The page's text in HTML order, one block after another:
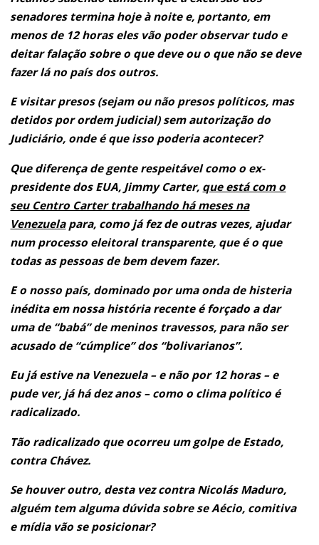
senadores termina hoje à noite e, portanto, em
menos de 12 horas eles vão poder observar tudo e
deitar falação sobre o que deve ou o que não se deve
fazer lá no país dos outros.
E visitar presos (sejam ou não presos políticos, mas
detidos por ordem judicial) sem autorização do
Judiciário, onde é que isso poderia acontecer?
Que diferença de gente respeitável como o ex-
presidente dos EUA, Jimmy Carter, que está com o
seu Centro Carter trabalhando há meses na
Venezuelapara, como já fez de outras vezes, ajudar
num processo eleitoral transparente, que é o que
todas as pessoas de bem devem fazer.
E o nosso país, dominado por uma onda de histeria
inédita em nossa história recente é forçado a dar
uma de “babá” de meninos travessos, para não ser
acusado de “cúmplice” dos “bolivarianos”.
Eu já estive na Venezuela – e não por 12 horas – e
pude ver, já há dez anos – como o clima político é
radicalizado.
Tão radicalizado que ocorreu um golpe de Estado,
contra Chávez.
Se houver outro, desta vez contra Nicolás Maduro,
alguém tem alguma dúvida sobre se Aécio, comitiva
e mídia vão se posicionar?